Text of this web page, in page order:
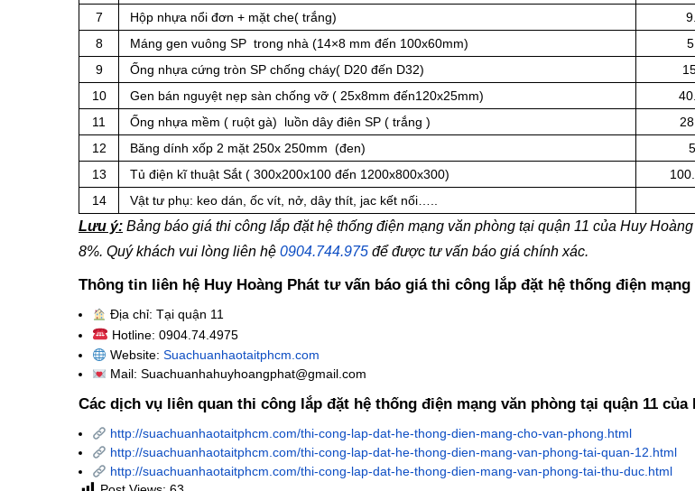
7
Hộp nhựa nổi đơn + mặt che( trắng)
8
Máng gen vuông SP trong nhà (14×8 mm đến 100x60mm)
9
Ống nhựa cứng tròn SP chống cháy( D20 đến D32)
10
Gen bán nguyệt nẹp sàn chống vỡ ( 25x8mm đến120x25mm)
11
Ống nhựa mềm ( ruột gà) luồn dây điên SP ( trắng )
12
Băng dính xốp 2 mặt 250x 250mm (đen)
13
Tủ điện kĩ thuật Sắt ( 300x200x100 đến 1200x800x300)
14
Vật tư phụ: keo dán, ốc vít, nở, dây thít, jac kết nối…..
Lưu ý: Bảng báo giá thi công lắp đặt hệ thống điện mạng văn phòng tại quận 11 của Huy
8%. Quý khách vui lòng liên hệ 0904.744.975 để được tư vấn báo giá chính xác.
Thông tin liên hệ Huy Hoàng Phát tư vấn báo giá thi công lắp đặt hệ thống điện mạng
Địa chỉ: Tại quận 11
Hotline: 0904.74.4975
Website: Suachuanhaotaitphcm.com
Mail: Suachuanhahuyhoangphat@gmail.com
Các dịch vụ liên quan thi công lắp đặt hệ thống điện mạng văn phòng tại quận 11 của
http://suachuanhaotaitphcm.com/thi-cong-lap-dat-he-thong-dien-mang-cho-van-phong.html
http://suachuanhaotaitphcm.com/thi-cong-lap-dat-he-thong-dien-mang-van-phong-tai-quan-12.html
http://suachuanhaotaitphcm.com/thi-cong-lap-dat-he-thong-dien-mang-van-phong-tai-thu-duc.html